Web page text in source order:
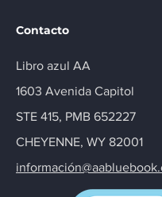
Contacto
Libro azul AA
1603 Avenida Capitol
STE 415, PMB 652227
CHEYENNE, WY 82001